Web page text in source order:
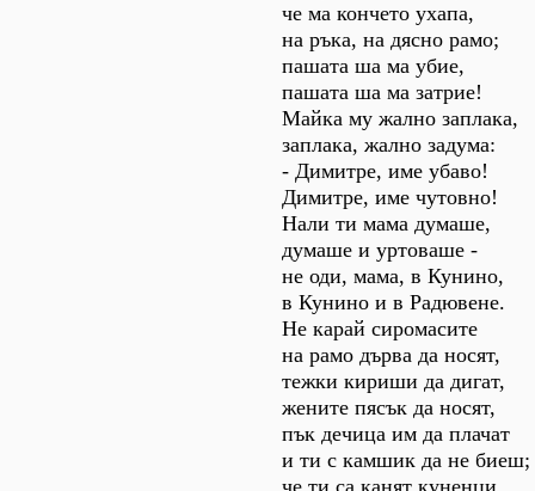
че ма кончето ухапа,
на ръка, на дясно рамо;
пашата ша ма убие,
пашата ша ма затрие!
Майка му жално заплака,
заплака, жално задума:
- Димитре, име убаво!
Димитре, име чутовно!
Нали ти мама думаше,
думаше и уртоваше -
не оди, мама, в Кунино,
в Кунино и в Радювене.
Не карай сиромасите
на рамо дърва да носят,
тежки кириши да дигат,
жените пясък да носят,
пък дечица им да плачат
и ти с камшик да не биеш;
че ти са канят куненци,